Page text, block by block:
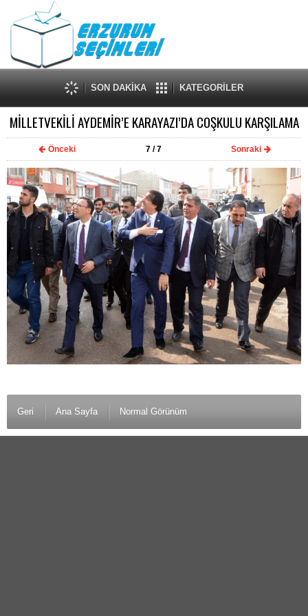
SON DAKİKA KATEGORİLER
MİLLETVEKİLİ AYDEMİR’E KARAYAZI’DA COŞKULU KARŞILAMA
Önceki 7 / 7 Sonraki
Geri Ana Sayfa Normal Görünüm